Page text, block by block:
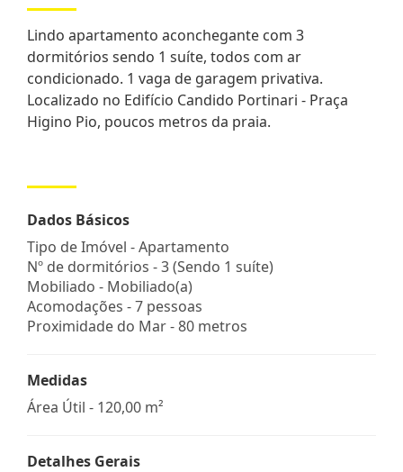
Lindo apartamento aconchegante com 3
dormitórios sendo 1 suíte, todos com ar
condicionado. 1 vaga de garagem privativa.
Localizado no Edifício Candido Portinari - Praça
Higino Pio, poucos metros da praia.
Dados Básicos
Tipo de Imóvel - Apartamento
Nº de dormitórios - 3 (Sendo 1 suíte)
Mobiliado - Mobiliado(a)
Acomodações - 7 pessoas
Proximidade do Mar - 80 metros
Medidas
Área Útil - 120,00 m²
Detalhes Gerais